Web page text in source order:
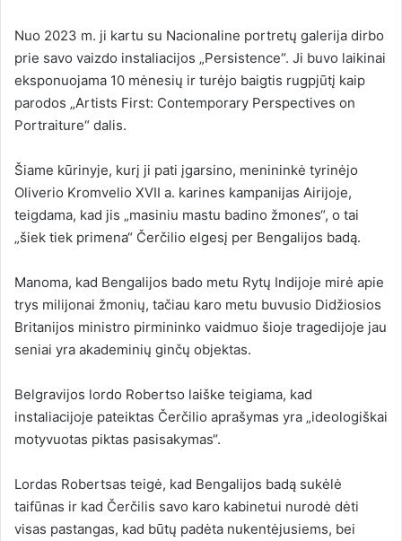
Nuo 2023 m. ji kartu su Nacionaline portretų galerija dirbo
prie savo vaizdo instaliacijos „Persistence“. Ji buvo laikinai
eksponuojama 10 mėnesių ir turėjo baigtis rugpjūtį kaip
parodos „Artists First: Contemporary Perspectives on
Portraiture“ dalis.
Šiame kūrinyje, kurį ji pati įgarsino, menininkė tyrinėjo
Oliverio Kromvelio XVII a. karines kampanijas Airijoje,
teigdama, kad jis „masiniu mastu badino žmones“, o tai
„šiek tiek primena“ Čerčilio elgesį per Bengalijos badą.
Manoma, kad Bengalijos bado metu Rytų Indijoje mirė apie
trys milijonai žmonių, tačiau karo metu buvusio Didžiosios
Britanijos ministro pirmininko vaidmuo šioje tragedijoje jau
seniai yra akademinių ginčų objektas.
Belgravijos lordo Robertso laiške teigiama, kad
instaliacijoje pateiktas Čerčilio aprašymas yra „ideologiškai
motyvuotas piktas pasisakymas“.
Lordas Robertsas teigė, kad Bengalijos badą sukėlė
taifūnas ir kad Čerčilis savo karo kabinetui nurodė dėti
visas pastangas, kad būtų padėta nukentėjusiems, bei